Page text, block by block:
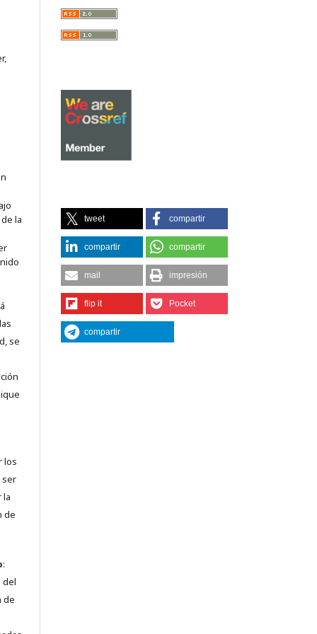
la
se
los
ser
la
de
:
del
de
tweet compartir
compartir compartir
mail impresión
flip it Pocket
compartir